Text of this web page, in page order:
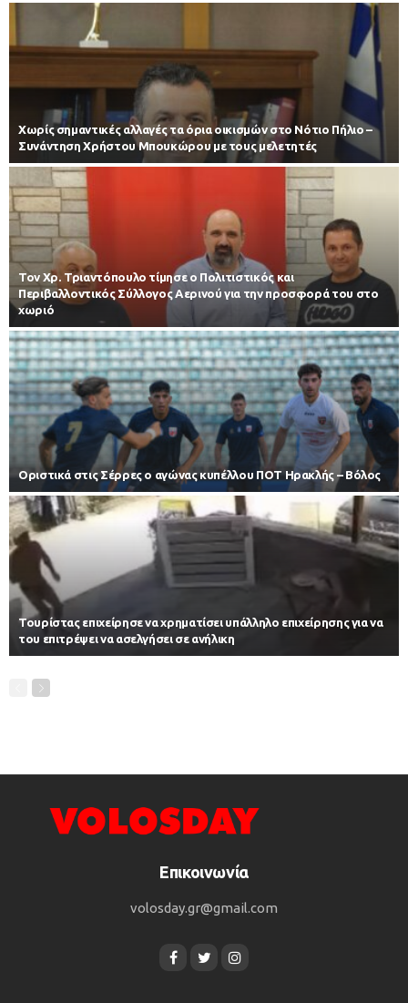
Χωρίς σημαντικές αλλαγές τα όρια οικισμών στο Νότιο Πήλιο –
Συνάντηση Χρήστου Μπουκώρου με τους μελετητές
Τον Χρ. Τριαντόπουλο τίμησε ο Πολιτιστικός και
Περιβαλλοντικός Σύλλογος Αερινού για την προσφορά του στο
χωριό
Οριστικά στις Σέρρες ο αγώνας κυπέλλου ΠΟΤ Ηρακλής – Βόλος
Τουρίστας επιχείρησε να χρηματίσει υπάλληλο επιχείρησης για να
του επιτρέψει να ασελγήσει σε ανήλικη
Επικοινωνία
volosday.gr@gmail.com